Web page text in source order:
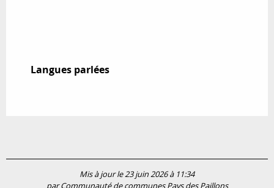
Langues parlées
Langues parlées
Mis à jour le 23 juin 2026 à 11:34
par Communauté de communes Pays des Paillons